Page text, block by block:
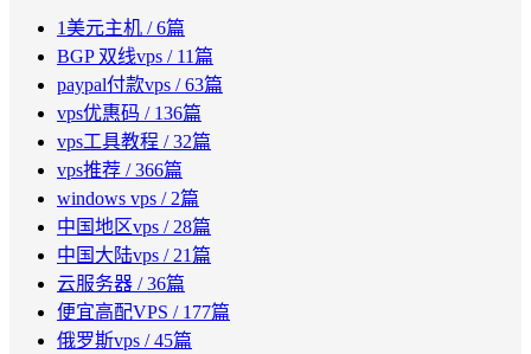
1美元主机 / 6篇
BGP 双线vps / 11篇
paypal付款vps / 63篇
vps优惠码 / 136篇
vps工具教程 / 32篇
vps推荐 / 366篇
windows vps / 2篇
中国地区vps / 28篇
中国大陆vps / 21篇
云服务器 / 36篇
便宜高配VPS / 177篇
俄罗斯vps / 45篇